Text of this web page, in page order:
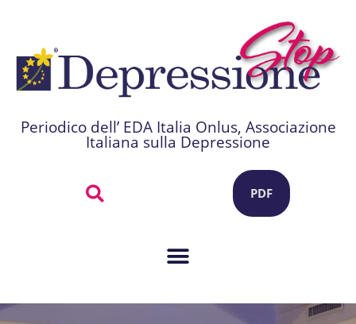
Periodico dell’ EDA Italia Onlus, Associazione
Italiana sulla Depressione
PDF